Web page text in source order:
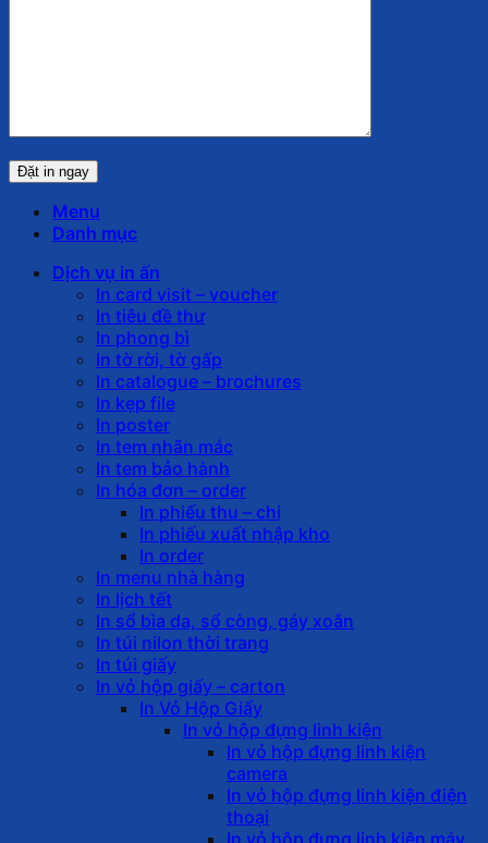
Menu
Danh mục
Dịch vụ in ấn
In card visit – voucher
In tiêu đề thư
In phong bì
In tờ rời, tờ gấp
In catalogue – brochures
In kẹp file
In poster
In tem nhãn mác
In tem bảo hành
In hóa đơn – order
In phiếu thu – chi
In phiếu xuất nhập kho
In order
In menu nhà hàng
In lịch tết
In sổ bìa da, sổ còng, gáy xoắn
In túi nilon thời trang
In túi giấy
In vỏ hộp giấy – carton
In Vỏ Hộp Giấy
In vỏ hộp đựng linh kiện
In vỏ hộp đựng linh kiện
camera
In vỏ hộp đựng linh kiện điện
thoại
In vỏ hộp đựng linh kiện máy